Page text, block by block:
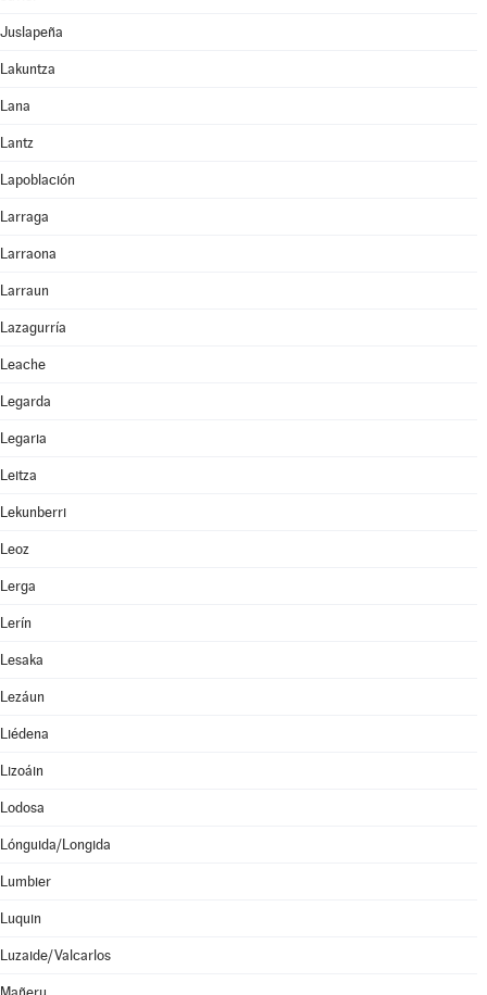
Juslapeña
Lakuntza
Lana
Lantz
Lapoblación
Larraga
Larraona
Larraun
Lazagurría
Leache
Legarda
Legaria
Leitza
Lekunberri
Leoz
Lerga
Lerín
Lesaka
Lezáun
Liédena
Lizoáin
Lodosa
Lónguida/Longida
Lumbier
Luquin
Luzaide/Valcarlos